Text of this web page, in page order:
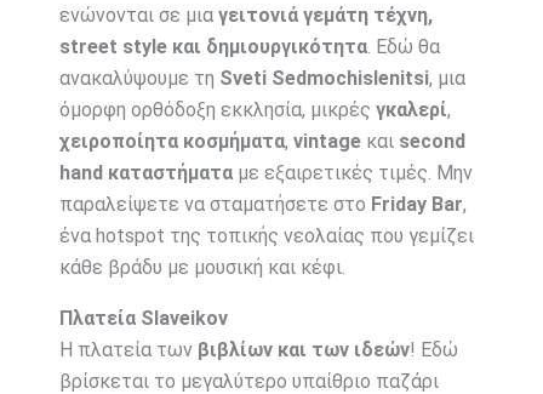
ενώνονται σε μια γειτονιά γεμάτη τέχνη,
street style και δημιουργικότητα. Εδώ θα
ανακαλύψουμε τη Sveti Sedmochislenitsi, μια
όμορφη ορθόδοξη εκκλησία, μικρές γκαλερί,
χειροποίητα κοσμήματα, vintageκαι second
hand καταστήματαμε εξαιρετικές τιμές. Μην
παραλείψετε να σταματήσετε στο Friday Bar,
ένα hotspot της τοπικής νεολαίας που γεμίζει
κάθε βράδυ με μουσική και κέφι.
Πλατεία Slaveikov
Η πλατεία των βιβλίων και των ιδεών! Εδώ
βρίσκεται το μεγαλύτερο υπαίθριο παζάρι